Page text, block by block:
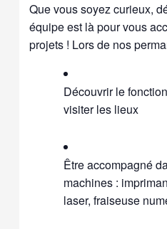
Que vous soyez curieux,
équipe est là pour vous
projets ! Lors de nos
Découvrir le
visiter les lieux
Être accompagné
machines :
laser, fraiseuse